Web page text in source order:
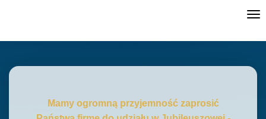
Mamy ogromną przyjemność zaprosić